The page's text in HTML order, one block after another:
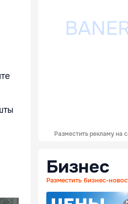
Разместить рекламу на
Бизнес
Разместить бизнес-